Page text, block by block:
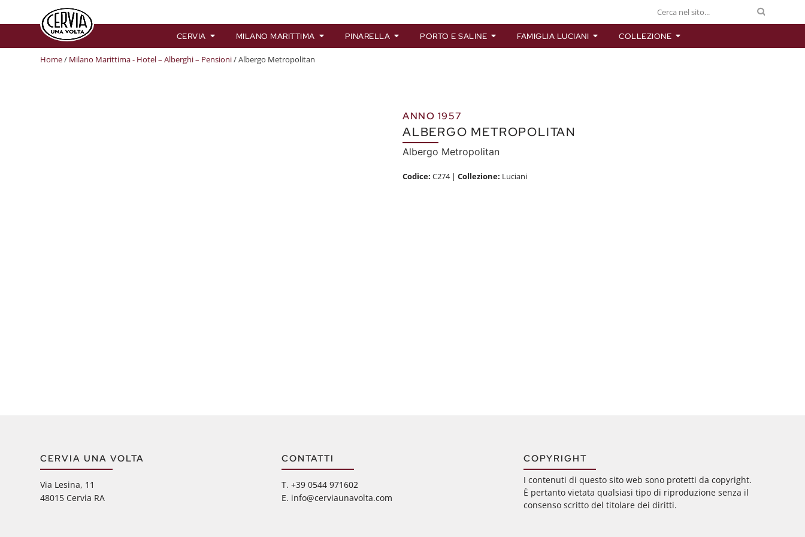
CERVIA MILANO MARITTIMA PINARELLA PORTO E SALINE FAMIGLIA LUCIANI COLLEZIONE
Home/ Milano Marittima - Hotel – Alberghi – Pensioni/ Albergo Metropolitan
ANNO 1957
ALBERGO METROPOLITAN
Albergo Metropolitan
Codice: C274| Collezione: Luciani
CERVIA UNA VOLTA
Via Lesina, 11
48015 Cervia RA
CONTATTI
‭T. +39 0544 971602
E. info@cerviaunavolta.com
COPYRIGHT
I contenuti di questo sito web sono protetti da copyright.
È pertanto vietata qualsiasi tipo di riproduzione senza il
consenso scritto del titolare dei diritti.